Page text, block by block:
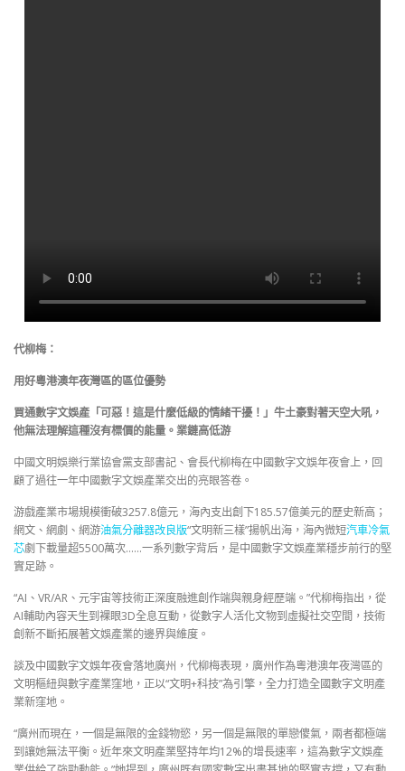
代柳梅：
用好粵港澳年夜灣區的區位優勢
買通數字文娛產「可惡！這是什麼低級的情緒干擾！」牛土豪對著天空大吼，
他無法理解這種沒有標價的能量。業鏈高低游
中國文明娛樂行業協會黨支部書記、會長代柳梅在中國數字文娛年夜會上，回
顧了過往一年中國數字文娛產業交出的亮眼答卷。
游戲產業市場規模衝破3257.8億元，海內支出創下185.57億美元的歷史新高；
網文、網劇、網游油氣分離器改良版“文明新三樣”揚帆出海，海內微短汽車冷氣
芯劇下載量超5500萬次……一系列數字背后，是中國數字文娛產業穩步前行的堅
實足跡。
“AI、VR/AR、元宇宙等技術正深度融進創作端與親身經歷端。”代柳梅指出，從
AI輔助內容天生到裸眼3D全息互動，從數字人活化文物到虛擬社交空間，技術
創新不斷拓展著文娛產業的邊界與維度。
談及中國數字文娛年夜會落地廣州，代柳梅表現，廣州作為粵港澳年夜灣區的
文明樞紐與數字產業窪地，正以“文明+科技”為引擎，全力打造全國數字文明產
業新窪地。
“廣州而現在，一個是無限的金錢物慾，另一個是無限的單戀傻氣，兩者都極端
到讓她無法平衡。近年來文明產業堅持年均12%的增長速率，這為數字文娛產